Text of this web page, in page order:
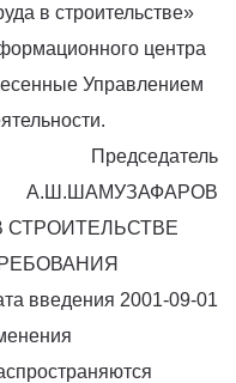
в строительстве»
центра
Управлением
Председатель
А.Ш.ШАМУЗАФАРОВ
СТРОИТЕЛЬСТВЕ
введения 2001-09-01